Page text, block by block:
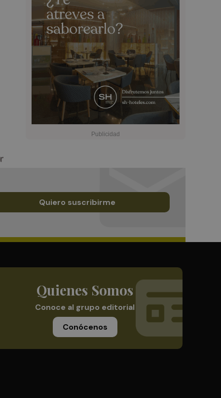
Quiero suscribirme
Quienes Somos
Conoce al grupo editorial
Conócenos